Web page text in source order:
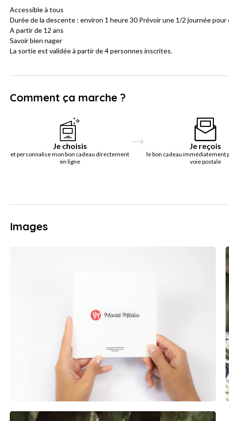
Accessible à tous
Durée de la descente : environ 1 heure 30 Prévoir une 1/2 journée
A partir de 12 ans
Savoir bien nager
La sortie est validée à partir de 4 personnes inscrites.
Comment ça marche ?
Je choisis
et personnalise mon bon cadeau directement
en ligne
Je reçois
le bon cadeau immédiatement
voie postale
Images